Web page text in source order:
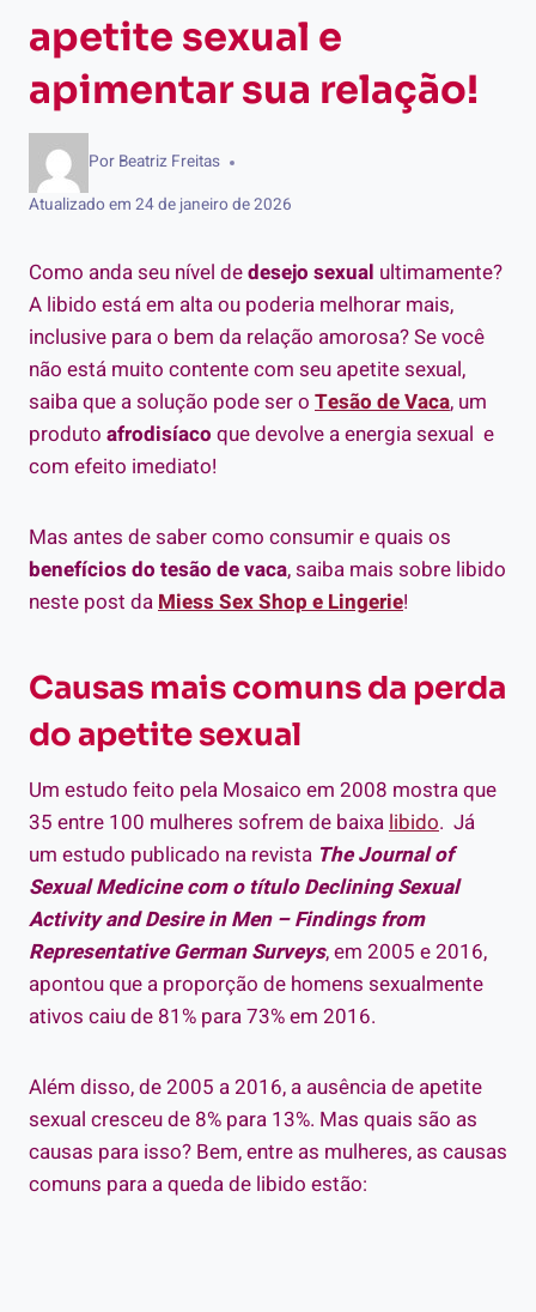
apetite sexual e
apimentar sua relação!
Por Beatriz Freitas
Atualizado em 24 de janeiro de 2026
Como anda seu nível dedesejo sexual ultimamente?
A libido está em alta ou poderia melhorar mais,
inclusive para o bem da relação amorosa? Se você
não está muito contente com seu apetite sexual,
saiba que a solução pode ser o Tesão de Vaca, um
produto afrodisíaco que devolve a energia sexual e
com efeito imediato!
Mas antes de saber como consumir e quais os
benefícios do tesão de vaca, saiba mais sobre libido
neste post da Miess Sex Shop e Lingerie!
Causas mais comuns da perda
do apetite sexual
Um estudo feito pela Mosaico em 2008 mostra que
35 entre 100 mulheres sofrem de baixa libido. Já
um estudo publicado na revista The Journal of
Sexual Medicine com o título Declining Sexual
Activity and Desire in Men – Findings from
Representative German Surveys, em 2005 e 2016,
apontou que a proporção de homens sexualmente
ativos caiu de 81% para 73% em 2016.
Além disso, de 2005 a 2016, a ausência de apetite
sexual cresceu de 8% para 13%. Mas quais são as
causas para isso? Bem, entre as mulheres, as causas
comuns para a queda de libido estão: